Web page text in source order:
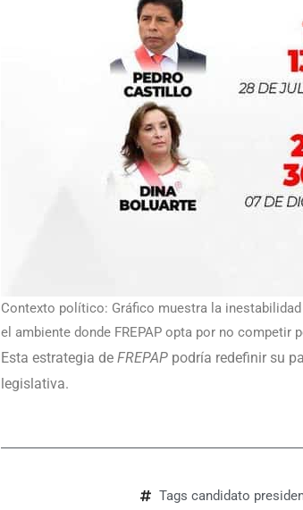
Contexto político: Gráfico muestra la
el ambiente donde FREPAP opta por no competir
Esta estrategia de FREPAP podría redefinir su
legislativa.
Tags candidato